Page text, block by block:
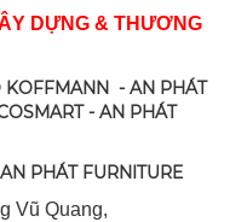
DỰNG & THƯƠNG
KOFFMANN - AN PHÁT
- AN PHÁT
PHÁT FURNITURE
Vũ Quang,